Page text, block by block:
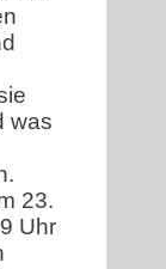
was
23.
Uhr